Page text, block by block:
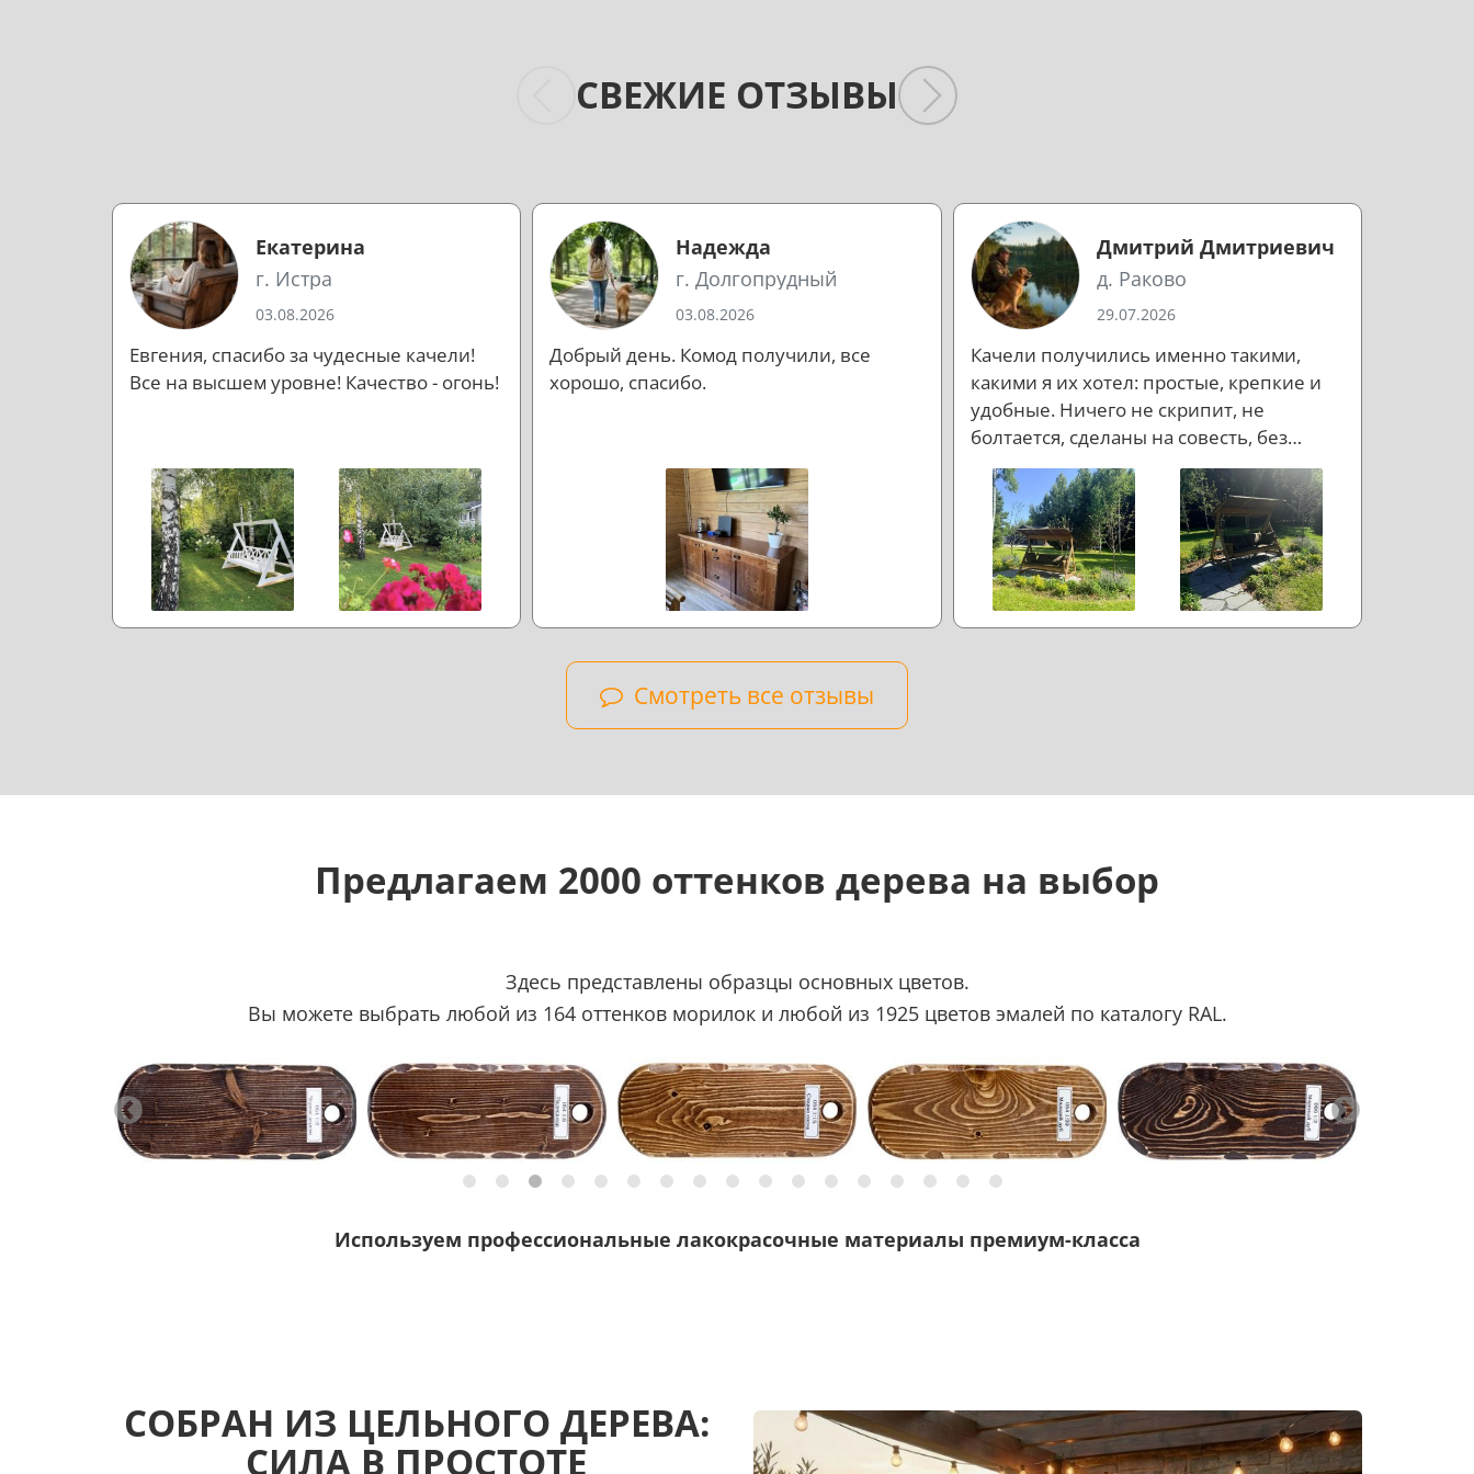
СВЕЖИЕ ОТЗЫВЫ
Екатерина
г. Истра
03.08.2026
Евгения, спасибо за чудесные качели!
Все на высшем уровне! Качество - огонь!
Надежда
г. Долгопрудный
03.08.2026
Добрый день. Комод получили, все
хорошо, спасибо.
Дмитрий Дмитриевич
д. Раково
29.07.2026
Качели получились именно такими,
какими я их хотел: простые, крепкие и
удобные. Ничего не скрипит, не
болтается, сделаны на совесть, без
лишнего пафоса, но с правильным
настроением. Если коротко: доволен.
Смотреть все отзывы
Предлагаем 2000 оттенков дерева на выбор
Здесь представлены образцы основных цветов.
Вы можете выбрать любой из 164 оттенков морилок и любой из 1925 цветов эмалей по каталогу RAL.
Используем профессиональные лакокрасочные материалы премиум-класса
СОБРАН ИЗ ЦЕЛЬНОГО ДЕРЕВА:
СИЛА В ПРОСТОТЕ